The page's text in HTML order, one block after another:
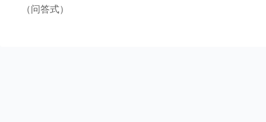
（问答式）